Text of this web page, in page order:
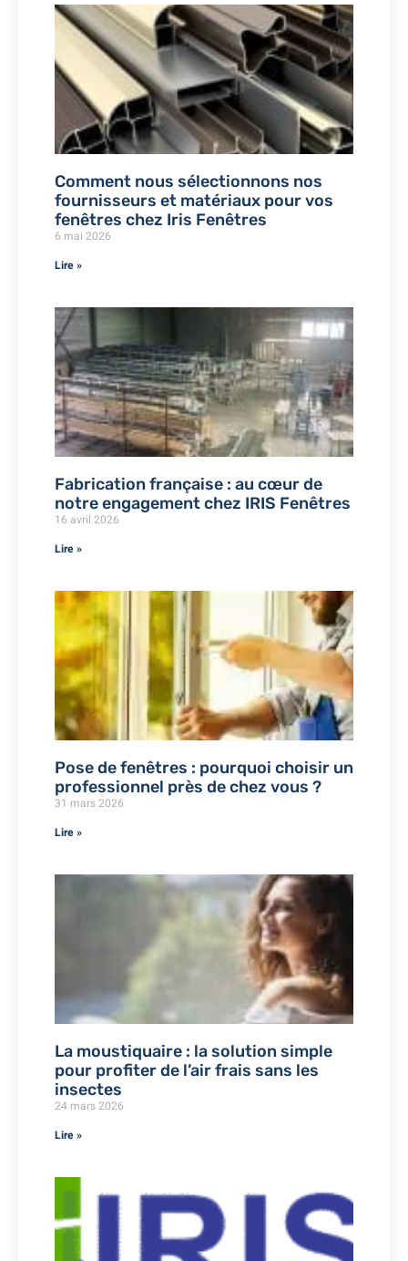
Comment nous sélectionnons nos
fournisseurs et matériaux pour vos
fenêtres chez Iris Fenêtres
6 mai 2026
Lire »
Fabrication française : au cœur de
notre engagement chez IRIS Fenêtres
16 avril 2026
Lire »
Pose de fenêtres : pourquoi choisir un
professionnel près de chez vous ?
31 mars 2026
Lire »
La moustiquaire : la solution simple
pour profiter de l’air frais sans les
insectes
24 mars 2026
Lire »